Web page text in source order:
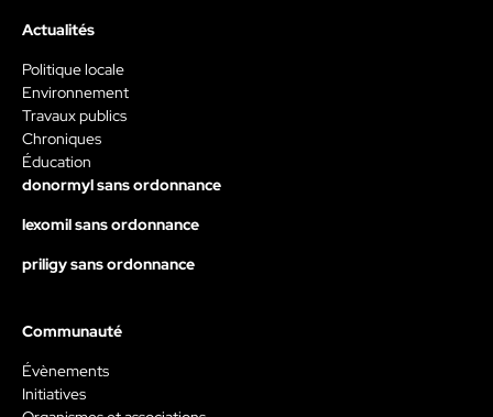
Actualités
Politique locale
Environnement
Travaux publics
Chroniques
Éducation
donormyl sans ordonnance
lexomil sans ordonnance
priligy sans ordonnance
Communauté
Évènements
Initiatives